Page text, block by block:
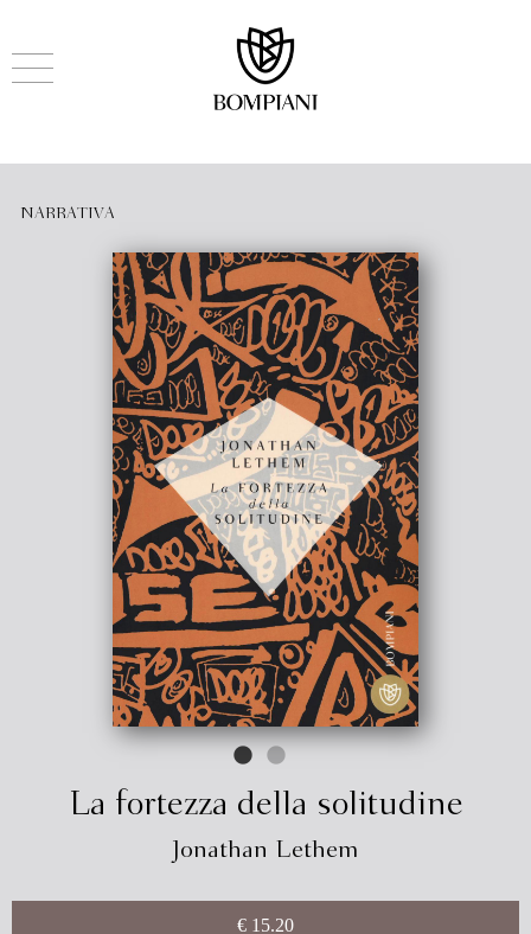
NARRATIVA
La fortezza della solitudine
Jonathan Lethem
€ 15.20